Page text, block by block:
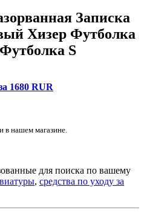
Записка
Хизер Футболка
S
1680 RUR
в нашем магазине.
для поиска по вашему
, средства по уходу за